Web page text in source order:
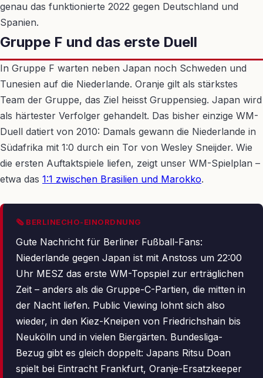
genau das funktionierte 2022 gegen Deutschland und
Spanien.
Gruppe F und das erste Duell
In Gruppe F warten neben Japan noch Schweden und
Tunesien auf die Niederlande. Oranje gilt als stärkstes
Team der Gruppe, das Ziel heisst Gruppensieg. Japan wird
als härtester Verfolger gehandelt. Das bisher einzige WM-
Duell datiert von 2010: Damals gewann die Niederlande in
Südafrika mit 1:0 durch ein Tor von Wesley Sneijder. Wie
die ersten Auftaktspiele liefen, zeigt unser WM-Spielplan –
etwa das 1:1 zwischen Brasilien und Marokko.
🗞 BERLINECHO-EINORDNUNG
Gute Nachricht für Berliner Fußball-Fans:
Niederlande gegen Japan ist mit Anstoss um 22:00
Uhr MESZ das erste WM-Topspiel zur erträglichen
Zeit – anders als die Gruppe-C-Partien, die mitten in
der Nacht liefen. Public Viewing lohnt sich also
wieder, in den Kiez-Kneipen von Friedrichshain bis
Neukölln und in vielen Biergärten. Bundesliga-
Bezug gibt es gleich doppelt: Japans Ritsu Doan
spielt bei Eintracht Frankfurt, Oranje-Ersatzkeeper